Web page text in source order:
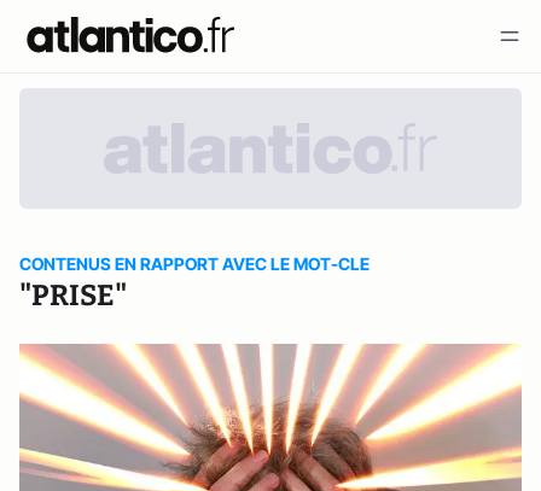
CONTENUS EN RAPPORT AVEC LE MOT-CLE
"PRISE"